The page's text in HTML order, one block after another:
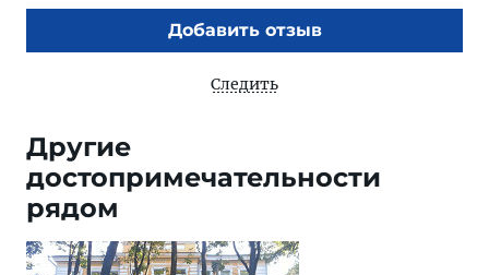
Добавить отзыв
Следить
Другие
достопримечательности
рядом